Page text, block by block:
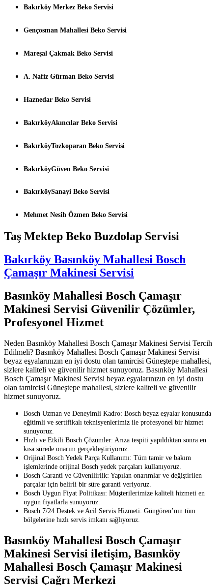
Bakırköy Merkez Beko Servisi
Gençosman Mahallesi Beko Servisi
Mareşal Çakmak Beko Servisi
A. Nafiz Gürman Beko Servisi
Haznedar Beko Servisi
BakırköyAkıncılar Beko Servisi
BakırköyTozkoparan Beko Servisi
BakırköyGüven Beko Servisi
BakırköySanayi Beko Servisi
Mehmet Nesih Özmen Beko Servisi
Taş Mektep Beko Buzdolap Servisi
Bakırköy Basınköy Mahallesi Bosch
Çamaşır Makinesi Servisi
Basınköy Mahallesi Bosch Çamaşır
Makinesi Servisi Güvenilir Çözümler,
Profesyonel Hizmet
Neden Basınköy Mahallesi Bosch Çamaşır Makinesi Servisi Tercih
Edilmeli? Basınköy Mahallesi Bosch Çamaşır Makinesi Servisi
beyaz eşyalarınızın en iyi dostu olan tamircisi Güneştepe mahallesi,
sizlere kaliteli ve güvenilir hizmet sunuyoruz. Basınköy Mahallesi
Bosch Çamaşır Makinesi Servisi beyaz eşyalarınızın en iyi dostu
olan tamircisi Güneştepe mahallesi, sizlere kaliteli ve güvenilir
hizmet sunuyoruz.
Bosch Uzman ve Deneyimli Kadro: Bosch beyaz eşyalar konusunda
eğitimli ve sertifikalı teknisyenlerimiz ile profesyonel bir hizmet
sunuyoruz.
Hızlı ve Etkili Bosch Çözümler: Arıza tespiti yapıldıktan sonra en
kısa sürede onarım gerçekleştiriyoruz.
Orijinal Bosch Yedek Parça Kullanımı: Tüm tamir ve bakım
işlemlerinde orijinal Bosch yedek parçaları kullanıyoruz.
Bosch Garanti ve Güvenilirlik: Yapılan onarımlar ve değiştirilen
parçalar için belirli bir süre garanti veriyoruz.
Bosch Uygun Fiyat Politikası: Müşterilerimize kaliteli hizmeti en
uygun fiyatlarla sunuyoruz.
Bosch 7/24 Destek ve Acil Servis Hizmeti: Güngören’nın tüm
bölgelerine hızlı servis imkanı sağlıyoruz.
Basınköy Mahallesi Bosch Çamaşır
Makinesi Servisi iletişim, Basınköy
Mahallesi Bosch Çamaşır Makinesi
Servisi Çağrı Merkezi